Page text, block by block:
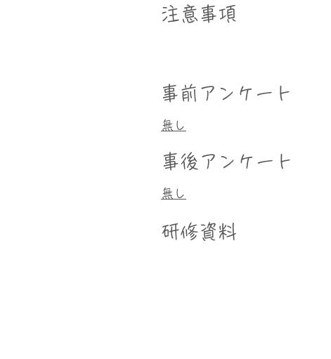
​注意事項
事前アンケート
無し
事後アンケート
無し
研修資料